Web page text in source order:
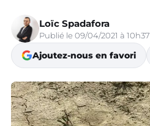
Loïc Spadafora
Publié le 09/04/2021 à 10h37
Ajoutez-nous en favori